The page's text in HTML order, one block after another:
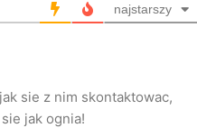
najstarszy
sie z nim skontaktowac,
jak ognia!